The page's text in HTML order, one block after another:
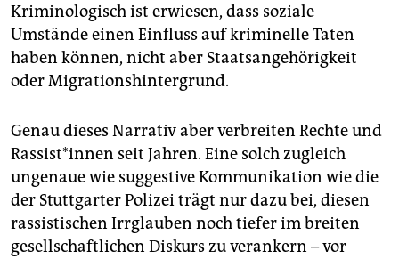
Kriminologisch ist erwiesen, dass soziale
Umstände einen Einfluss auf kriminelle Taten
haben können, nicht aber Staatsangehörigkeit
oder Migrationshintergrund.
Genau dieses Narrativ aber verbreiten Rechte und
Rassist*innen seit Jahren. Eine solch zugleich
ungenaue wie suggestive Kommunikation wie die
der Stuttgarter Polizei trägt nur dazu bei, diesen
rassistischen Irrglauben noch tiefer im breiten
gesellschaftlichen Diskurs zu verankern – vor